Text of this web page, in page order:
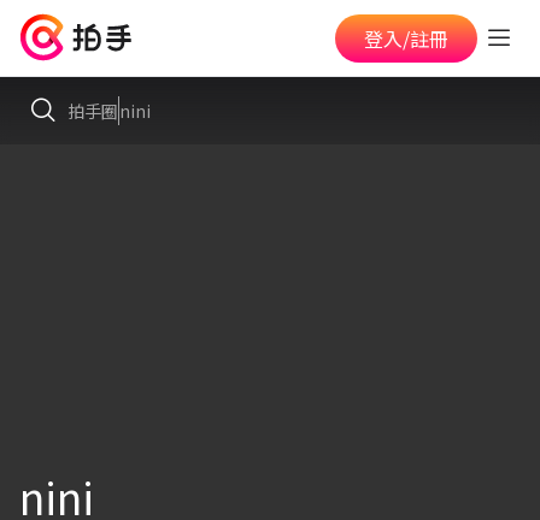
登入/註冊
拍手圈nini
nini